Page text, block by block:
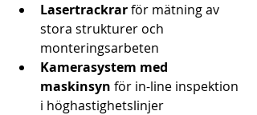
Lasertrackrar för mätning av
stora strukturer och
monteringsarbeten
Kamerasystem med
maskinsyn för in-line inspektion
i höghastighetslinjer